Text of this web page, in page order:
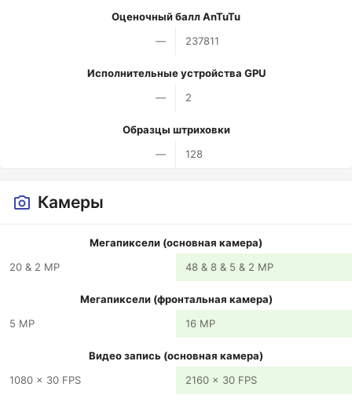
Оценочный балл AnTuTu
—
237811
Исполнительные устройства GPU
—
2
Образцы штриховки
—
128
Камеры
Мегапиксели (основная камера)
20 & 2 MP
48 & 8 & 5 & 2 MP
Мегапиксели (фронтальная камера)
5 MP
16 MP
Видео запись (основная камера)
1080 x 30 FPS
2160 x 30 FPS